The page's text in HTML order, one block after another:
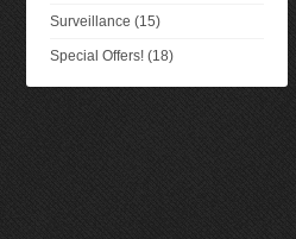
Surveillance (15)
Special Offers! (18)